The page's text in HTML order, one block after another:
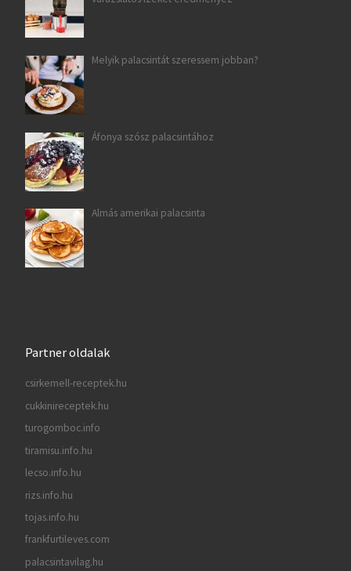
Melyik palacsintát szeressem jobban?
Áfonya szósz palacsintához
Almás amerikai palacsinta
Partner oldalak
csirkemell-receptek.hu
cukkinireceptek.hu
turogomboc.info
tiramisu.info.hu
lecso.info.hu
rizs.info.hu
tojas.info.hu
frankfurtileves.com
palacsintavilag.hu